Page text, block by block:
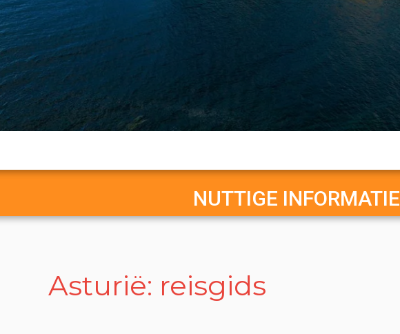
NUTTIGE INFORMATIE
Asturië: reisgids